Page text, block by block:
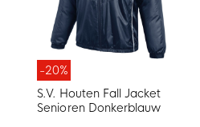
-20%
S.V. Houten Fall Jacket
Senioren Donkerblauw